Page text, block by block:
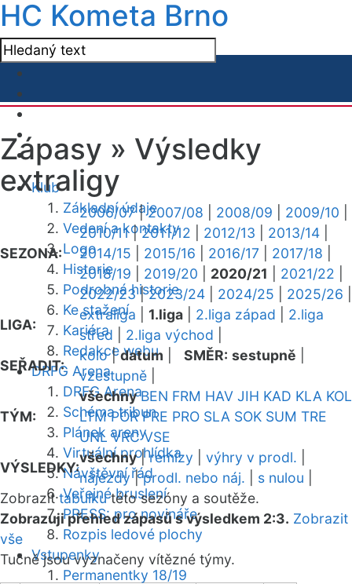
HC Kometa Brno
Klub
Základní údaje
Vedení a kontakty
Logo
Historie
Podrobná historie
Ke stažení
Kariéra
Redakce webu
DRFG Arena
DRFG Arena
Schéma tribun
Plánek areny
Virtuální prohlídka
Návštěvní řád
Veřejné bruslení
PRESS: pro novináře
Rozpis ledové plochy
Vstupenky
Permanentky 18/19
Zápasy » Výsledky
extraligy
SEZONA:
2006/07|2007/08 2008/09 2009/10
2010/11|2011/12 2012/13 2013/14
2014/15
2015/16 2016/17 2017/18
2018/19
2019/20 2020/21 2021/22
2022/23|2023/24 2024/25 2025/26
LIGA:
extraliga 1.liga 2.liga západ
2.liga
střed
2.liga východ
SEŘADIT:
kolo|datum SMĚR: sestupně
vzestupně
TÝM:
všechny BEN FRM HAV JIH KAD KLA KOL
LTM POR PRE PRO SLA SOK SUM TRE
UNL VRC VSE
VÝSLEDKY:
všechny|remízy výhry v prodl.
nájezdy|prodl. nebo náj. s nulou
Zobrazittabulkutéto sezóny a soutěže.
Zobrazuji přehled zápasů s výsledkem 2:3. Zobrazit
vše
Tučně jsou vyznačeny vítězné týmy.